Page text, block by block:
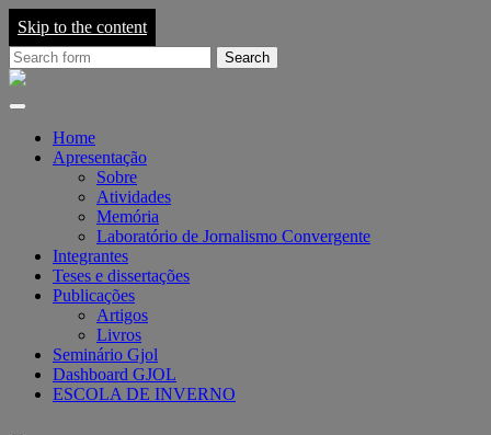
Skip to the content
Search
for:Grupo
em
Jornalismo
Home
Apresentação
Sobre
Atividades
Memória
Laboratório de Jornalismo Convergente
Integrantes
Teses e dissertações
Publicações
Artigos
Livros
Seminário Gjol
Dashboard GJOL
ESCOLA DE INVERNO